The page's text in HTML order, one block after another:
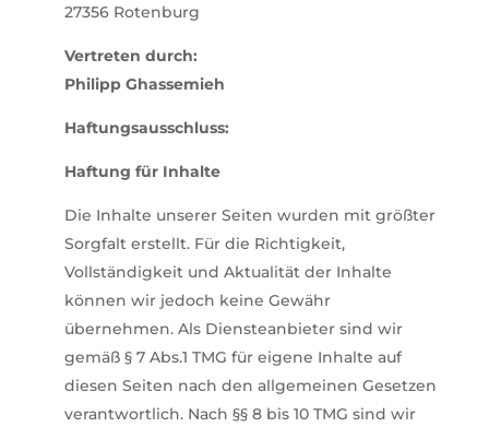
27356 Rotenburg
Vertreten durch:
Philipp Ghassemieh
Haftungsausschluss:
Haftung für Inhalte
Die Inhalte unserer Seiten wurden mit größter
Sorgfalt erstellt. Für die Richtigkeit,
Vollständigkeit und Aktualität der Inhalte
können wir jedoch keine Gewähr
übernehmen. Als Diensteanbieter sind wir
gemäß § 7 Abs.1 TMG für eigene Inhalte auf
diesen Seiten nach den allgemeinen Gesetzen
verantwortlich. Nach §§ 8 bis 10 TMG sind wir